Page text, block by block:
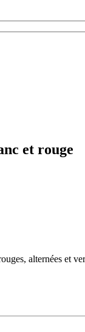
et rouge
alternées et